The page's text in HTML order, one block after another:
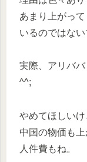
あまり上がっ
いるのではない
実際、アリバ
^^;
やめてほしいけ
中国の物価も上
人件費もね。